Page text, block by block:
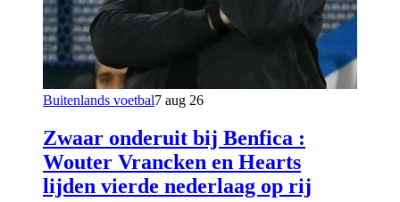
Buitenlands voetbal7 aug 26
Zwaar onderuit bij Benfica :
Wouter Vrancken en Hearts
lijden vierde nederlaag op rij